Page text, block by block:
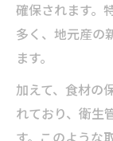
確保されます。
多く、地元産の
ます。
加えて、食材の
れており、衛生